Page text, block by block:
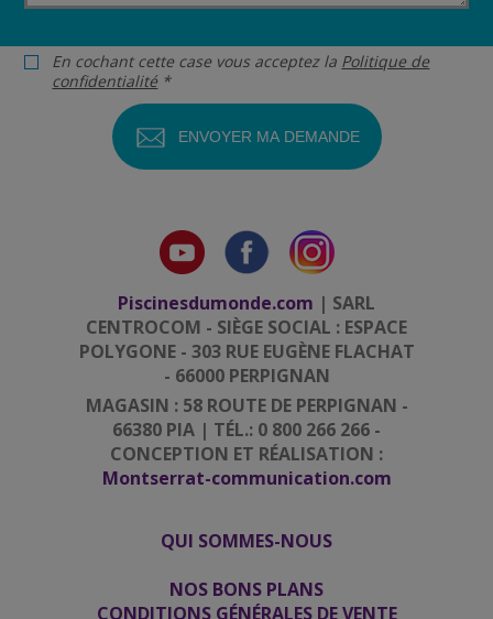
En cochant cette case vous acceptez la Politique de
confidentialité*
Piscinesdumonde.com | SARL
CENTROCOM - SIÈGE SOCIAL : ESPACE
POLYGONE - 303 RUE EUGÈNE FLACHAT
- 66000 PERPIGNAN
MAGASIN : 58 ROUTE DE PERPIGNAN -
66380 PIA | TÉL.: 0 800 266 266 -
CONCEPTION ET RÉALISATION :
Montserrat-communication.com
QUI SOMMES-NOUS
NOS BONS PLANS
CONDITIONS GÉNÉRALES DE VENTE